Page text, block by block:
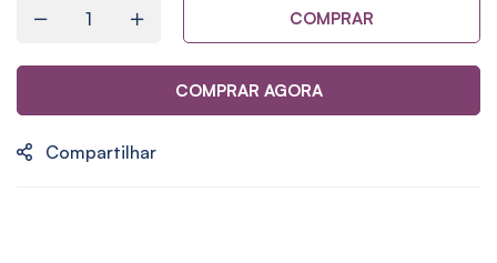
COMPRAR
COMPRAR AGORA
Compartilhar